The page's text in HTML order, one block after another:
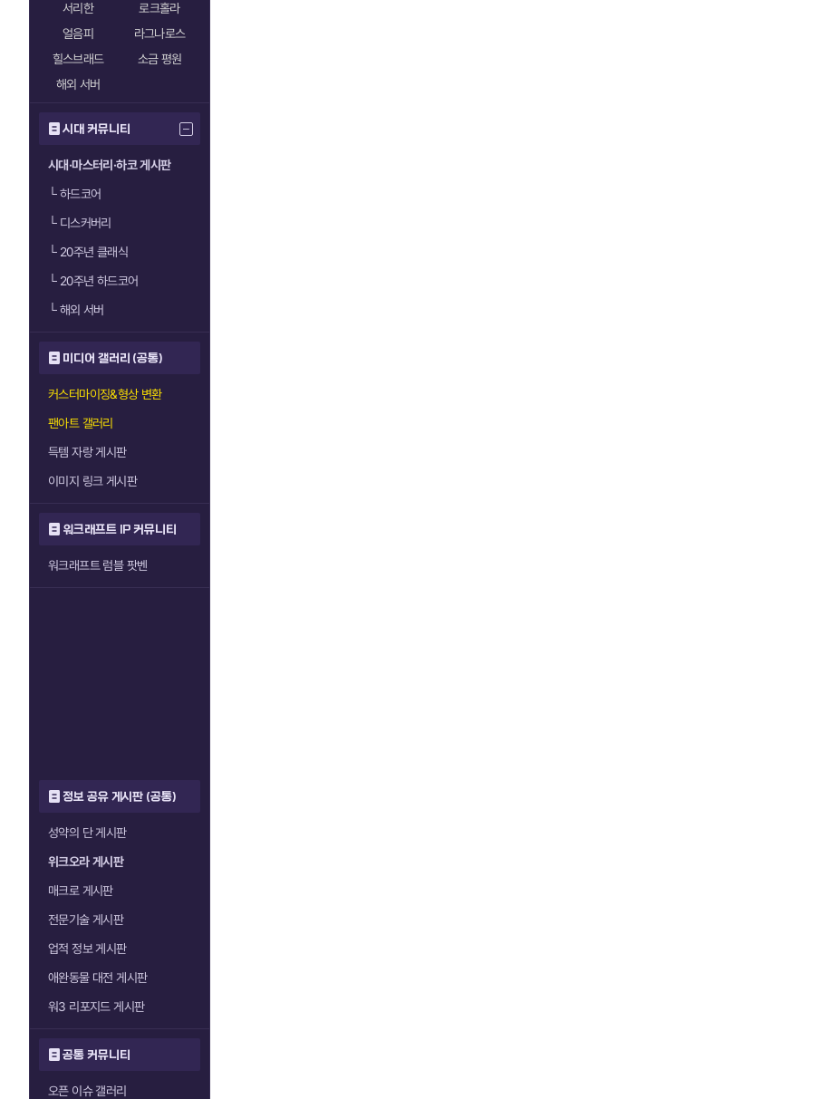
서리한
로크홀라
얼음피
라그나로스
힐스브래드
소금 평원
해외 서버
시대 커뮤니티
시대·마스터리·하코 게시판
└하드코어
└디스커버리
└20주년 클래식
└20주년 하드코어
└해외 서버
미디어 갤러리 (공통)
커스터마이징&형상 변환
팬아트 갤러리
득템 자랑 게시판
이미지 링크 게시판
워크래프트 IP 커뮤니티
워크래프트 럼블 팟벤
정보 공유 게시판 (공통)
성약의 단 게시판
위크오라 게시판
매크로 게시판
전문기술 게시판
업적 정보 게시판
애완동물 대전 게시판
워3 리포지드 게시판
공통 커뮤니티
오픈 이슈 갤러리